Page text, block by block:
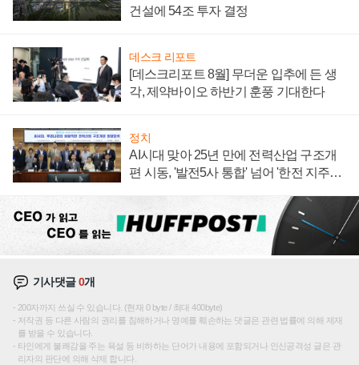
건설에 54조 투자 결정
데스크 리포트
[데스크리포트 8월] 무더운 입추에 든 생
각, 제약바이오 하반기 훈풍 기대한다
정치
AI시대 맞아 25년 만에 전력산업 구조개
편 시동, '발전5사 통합' 넘어 '한전 지주사'
기사댓글0개
200자까지 쓰실 수 있습니다. (현재 0 byte / 최대 400byte)
저작권 등 다른 사람의 권리를 침해하거나 명예를 훼손하는 댓글은 관련 법률에 의해 제재
를 받을 수 있습니다.
타인에게 불쾌감을 주는 욕설 등 비하하는 단어가 내용에 포함되거나 인신공격성 글은 관
리자의 판단에 의해 삭제 합니다.